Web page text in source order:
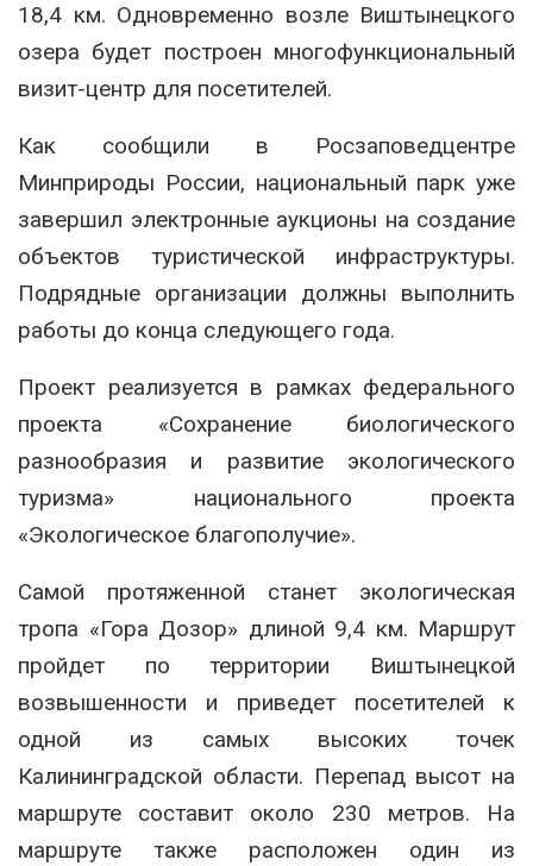
18,4 км. Одновременно возле Виштынецкого
озера будет построен многофункциональный
визит-центр для посетителей.
Как сообщили в Росзаповедцентре
Минприроды России, национальный парк уже
завершил электронные аукционы на создание
объектов туристической инфраструктуры.
Подрядные организации должны выполнить
работы до конца следующего года.
Проект реализуется в рамках федерального
проекта «Сохранение биологического
разнообразия и развитие экологического
туризма» национального проекта
«Экологическое благополучие».
Самой протяженной станет экологическая
тропа «Гора Дозор» длиной 9,4 км. Маршрут
пройдет по территории Виштынецкой
возвышенности и приведет посетителей к
одной из самых высоких точек
Калининградской области. Перепад высот на
маршруте составит около 230 метров. На
маршруте также расположен один из